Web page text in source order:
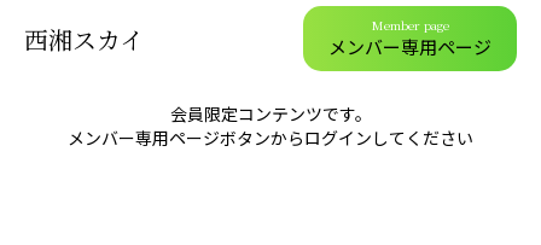
西湘スカイ Member page
メンバー専用ページ
会員限定コンテンツです。
メンバー専用ページボタンからログインしてください